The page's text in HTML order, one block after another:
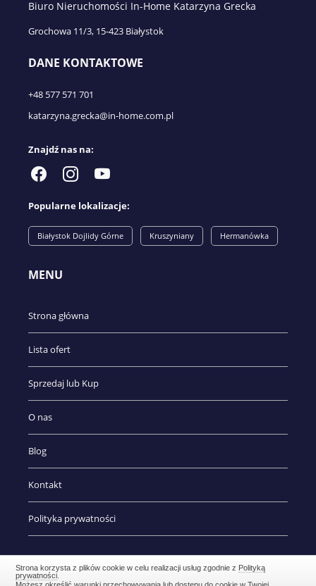
Biuro Nieruchomości In-Home Katarzyna Grecka
Grochowa 11/3, 15-423 Białystok
DANE KONTAKTOWE
+48 577 571 701
katarzyna.grecka@in-home.com.pl
Znajdź nas na:
Popularne lokalizacje:
Białystok Dojlidy Górne Kruszyniany Hermanówka
MENU
Strona główna
Lista ofert
Sprzedaj lub Kup
O nas
Blog
Kontakt
Polityka prywatności
Strona korzysta z plików cookie w celu realizacji usług zgodnie z Polityką
prywatności